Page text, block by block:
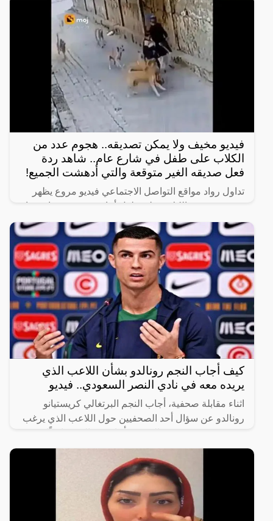
فيديو مخيف ولا يمكن تصديقه.. هجوم عدد من
الكلاب على طفل في شارع عام.. شاهد ردة
فعل صديقه الغير متوقعة والتي أدهشت الجميع!
تداول رواد مواقع التواصل الاجتماعي فيديو مروع يظهر
هجوم عدد من الكلاب على طفل أثناء سيره في شارع عام
برفقة صديقه.
كيف أجاب النجم رونالدو بشأن اللاعب الذي
يريده معه في نادي النصر السعودي.. فيديو
اثناء مقابلة صحفية، أجاب النجم البرتغالي كريستيانو
رونالدو عن سؤال أحد الصحفيين حول اللاعب الذي يرغب
“أختارك أنت،